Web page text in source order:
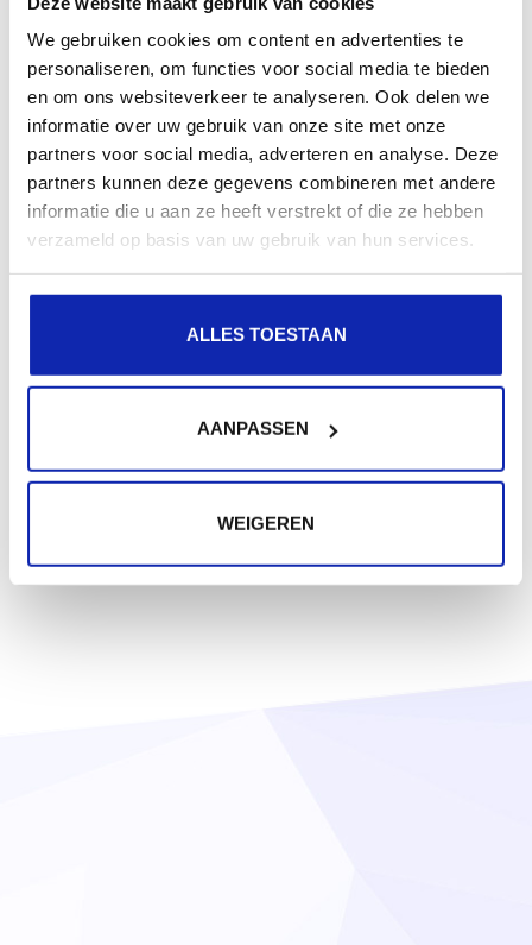
We gebruiken cookies om content en advertenties te
personaliseren, om functies voor social media te bieden
en om ons websiteverkeer te analyseren. Ook delen we
informatie over uw gebruik van onze site met onze
partners voor social media, adverteren en analyse. Deze
partners kunnen deze gegevens combineren met andere
informatie die u aan ze heeft verstrekt of die ze hebben
verzameld op basis van uw gebruik van hun services.
ALLES TOESTAAN
AANPASSEN
WEIGEREN